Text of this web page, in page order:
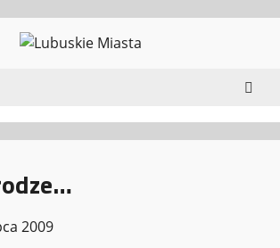
2009